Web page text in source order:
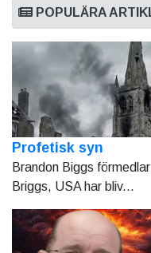
POPULÄRA
Profetisk syn
Brandon Biggs
Briggs, USA har bliv...